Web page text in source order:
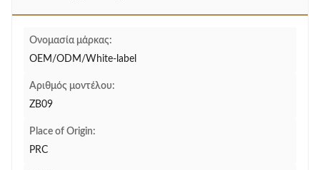
Ονομασία μάρκας:
OEM/ODM/White-label
Αριθμός μοντέλου:
ZB09
Place of Origin:
PRC